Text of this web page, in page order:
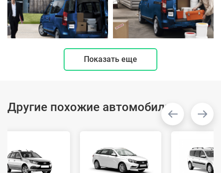
Показать еще
Другие похожие автомобили